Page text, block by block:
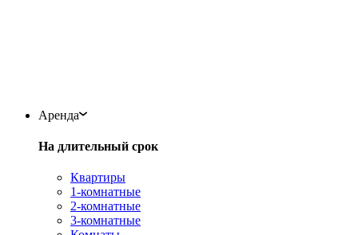
Аренда
На длительный срок
Квартиры
1-комнатные
2-комнатные
3-комнатные